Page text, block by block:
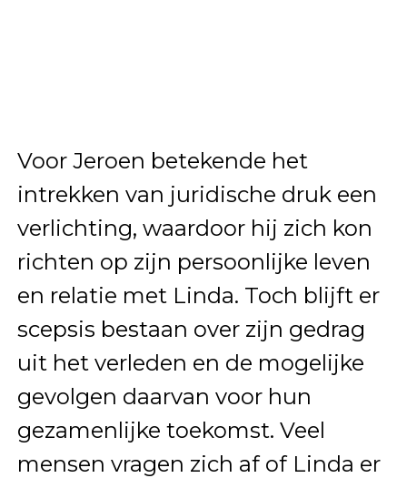
Voor Jeroen betekende het
intrekken van juridische druk een
verlichting, waardoor hij zich kon
richten op zijn persoonlijke leven
en relatie met Linda. Toch blijft er
scepsis bestaan over zijn gedrag
uit het verleden en de mogelijke
gevolgen daarvan voor hun
gezamenlijke toekomst. Veel
mensen vragen zich af of Linda er